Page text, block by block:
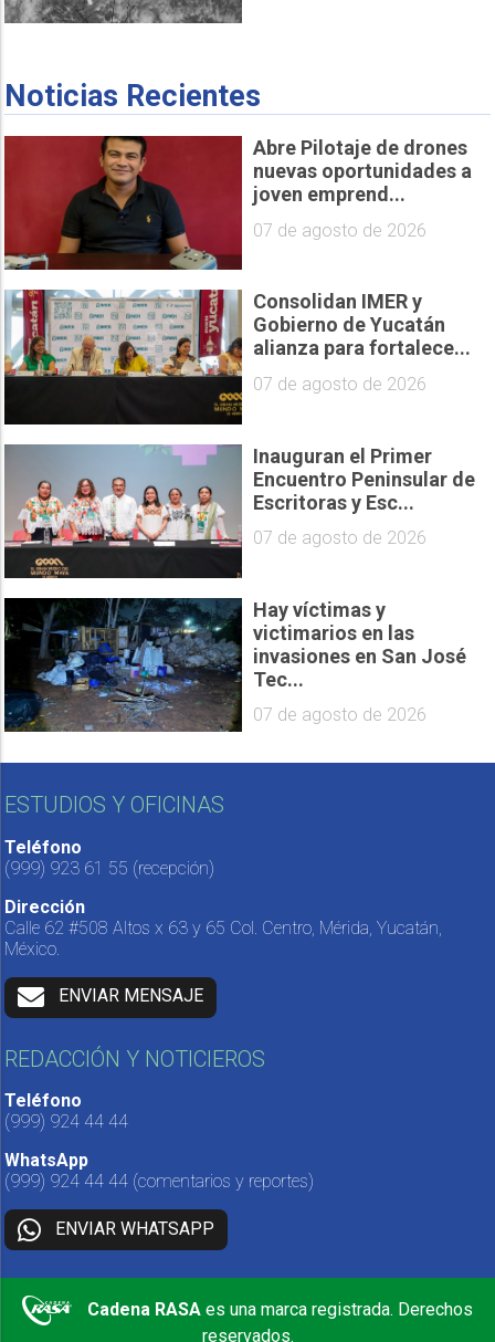
Noticias Recientes
Abre Pilotaje de drones
nuevas oportunidades a
joven emprend...
07 de agosto de 2026
Consolidan IMER y
Gobierno de Yucatán
alianza para fortalece...
07 de agosto de 2026
Inauguran el Primer
Encuentro Peninsular de
Escritoras y Esc...
07 de agosto de 2026
Hay víctimas y
victimarios en las
invasiones en San José
Tec...
07 de agosto de 2026
ESTUDIOS Y OFICINAS
Teléfono
(999) 923 61 55 (recepción)
Dirección
Calle 62 #508 Altos x 63 y 65 Col. Centro, Mérida, Yucatán,
México.
ENVIAR MENSAJE
REDACCIÓN Y NOTICIEROS
Teléfono
(999) 924 44 44
WhatsApp
(999) 924 44 44 (comentarios y reportes)
ENVIAR WHATSAPP
Cadena RASA es una marca registrada. Derechos
reservados.